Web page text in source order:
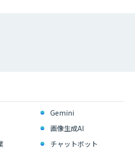
Gemini
画像生成AI
チャットボット